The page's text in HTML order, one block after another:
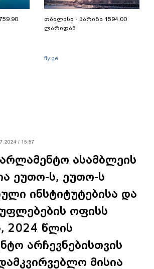
თბილისი - პარიზი 1594.00
ლარიდან
fly.ge
/ 15:57
ასამბლეის
ეუთო-ს, ეუთო-ს
ინსტიტუტებისა და
ოფისს
2024 წლის
არჩევნებისთვის
მისია